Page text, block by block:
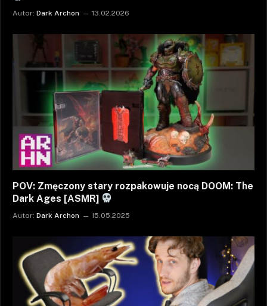
Autor: Dark Archon 13.02.2026
POV: Zmęczony stary rozpakowuje nocą DOOM: The
Dark Ages [ASMR]
Autor: Dark Archon 15.05.2025